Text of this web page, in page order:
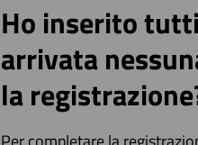
Ho inserito
arrivata
la